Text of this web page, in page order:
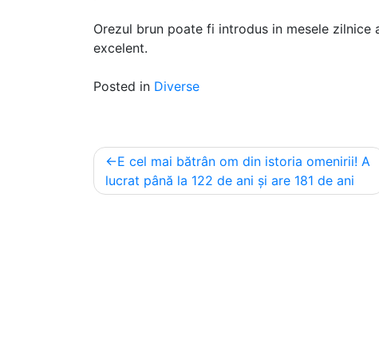
Orezul brun poate fi introdus in mesele
excelent.
Posted in Diverse
Post
navigation
E cel mai bătrân om din istoria omenirii! A
lucrat până la 122 de ani și are 181 de ani